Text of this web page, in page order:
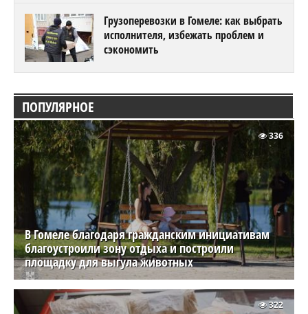
Грузоперевозки в Гомеле: как выбрать
исполнителя, избежать проблем и
сэкономить
ПОПУЛЯРНОЕ
В Гомеле благодаря гражданским инициативам
благоустроили зону отдыха и построили
площадку для выгула животных
336
322